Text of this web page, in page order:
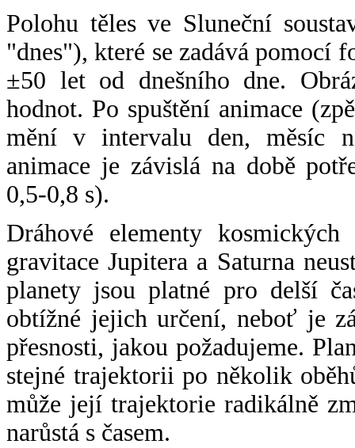
Polohu těles ve Sluneční
"dnes"), které se zadává pomocí
±50 let od dnešního dne.
hodnot. Po spuštění animace
mění v intervalu den, měsíc
animace je závislá na době
0,5-0,8 s).
Dráhové elementy
gravitace Jupitera a Saturna
planety jsou platné pro delší
obtížné jejich určení, neboť je
přesnosti, jakou požadujeme.
stejné trajektorii po několik
může její trajektorie radikálně
narůstá s časem.